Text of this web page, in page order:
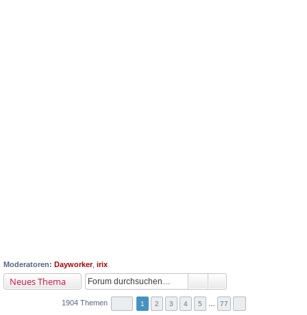
Moderatoren: Dayworker, irix
Neues Thema
1904 Themen 1 2 3 4 5 77